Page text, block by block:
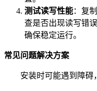
测试读写性能：复
查是否出现读写错
确保稳定运行。
常见问题解决方案
安装时可能遇到障碍